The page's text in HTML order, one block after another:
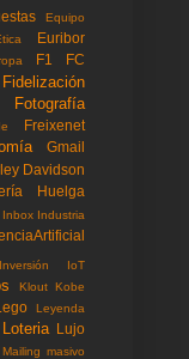
Equipo
Euribor
F1
FC
Fidelización
Fotografía
Freixenet
Gmail
Davidson
Huelga
Inbox Industria
Inversión IoT
Klout Kobe
Leyenda
Loteria Lujo
Mailing masivo